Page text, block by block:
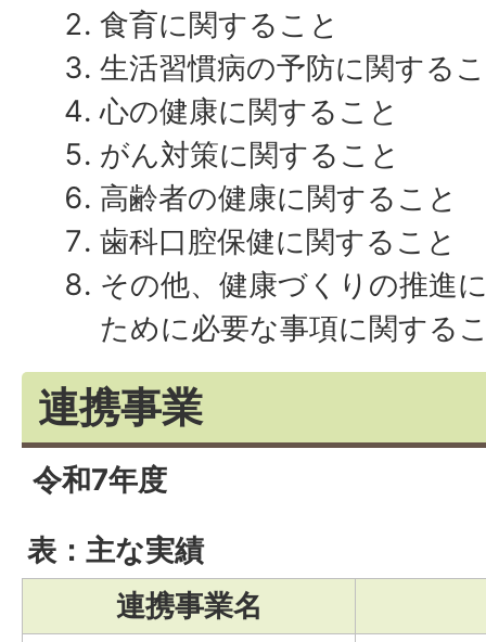
食育に関すること
生活習慣病の予防に関する
心の健康に関すること
がん対策に関すること
高齢者の健康に関すること
歯科口腔保健に関すること
その他、健康づくりの推進
ために必要な事項に関する
連携事業
令和7年度
表：主な実績
連携事業名